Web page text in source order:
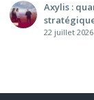
Axylis :
22 juillet 2026